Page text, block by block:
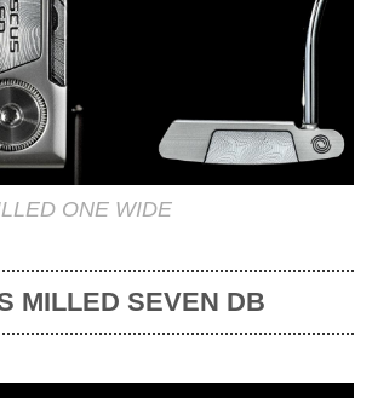
ONE WIDE
MILLED SEVEN DB